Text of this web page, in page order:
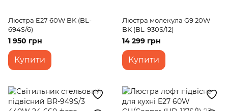
Люстра E27 60W BK (BL-
694S/6)
1 950 грн
Купити
Люстра молекула G9 20W
BK (BL-930S/12)
14 299 грн
Купити